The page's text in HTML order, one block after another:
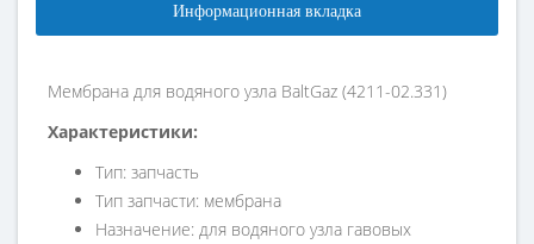
Информационная вкладка
Мембрана для водяного узла BaltGaz (4211-02.331)
Характеристики:
Тип: запчасть
Тип запчасти: мембрана
Назначение: для водяного узла гавовых